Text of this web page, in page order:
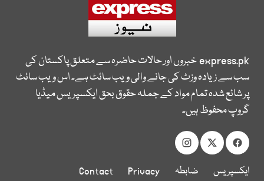
express.pkخبروں اور حالات حاضرہ سے متعلق پاکستان کی
سب سے زیادہ وزٹ کی جانے والی ویب سائٹ ہے۔ اس ویب سائٹ
پر شائع شدہ تمام مواد کے جملہ حقوق بحق ایکسپریس میڈیا
گروپ محفوظ ہیں۔
ایکسپریس
ضابطہ
Privacy
Contact